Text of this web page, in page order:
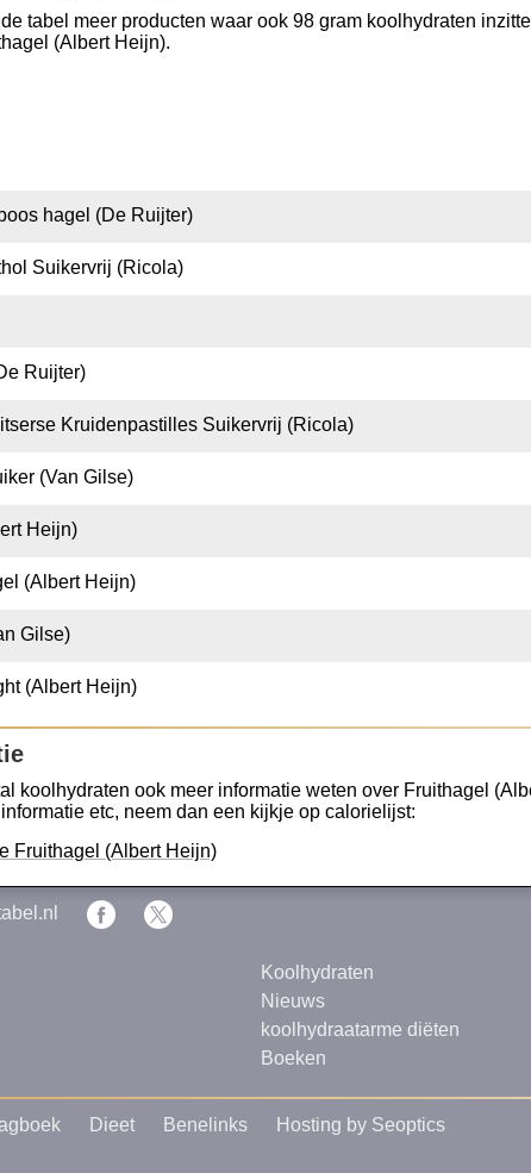
tabel meer producten waar ook 98 gram koolhydraten
(Albert Heijn).
hagel (De Ruijter)
Suikervrij (Ricola)
Ruijter)
Kruidenpastilles Suikervrij (Ricola)
(Van Gilse)
Heijn)
(Albert Heijn)
Gilse)
(Albert Heijn)
koolhydraten ook meer informatie weten over Fruithagel
etc, neem dan een kijkje op calorielijst:
Fruithagel (Albert Heijn)
Koolhydraten
Nieuws
koolhydraatarme diëten
Boeken
Dieet Benelinks Hosting by Seoptics